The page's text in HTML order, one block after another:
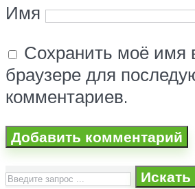
Имя
Сохранить моё имя
браузере для
комментариев.
Искать